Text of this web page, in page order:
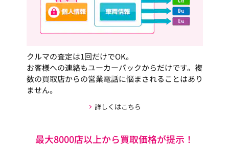
クルマの査定は1回だけでOK。
お客様への連絡もユーカーパックからだけです。複
数の買取店からの営業電話に悩まされることはあり
ません。
詳しくはこちら
最大8000店以上から買取価格が提示！